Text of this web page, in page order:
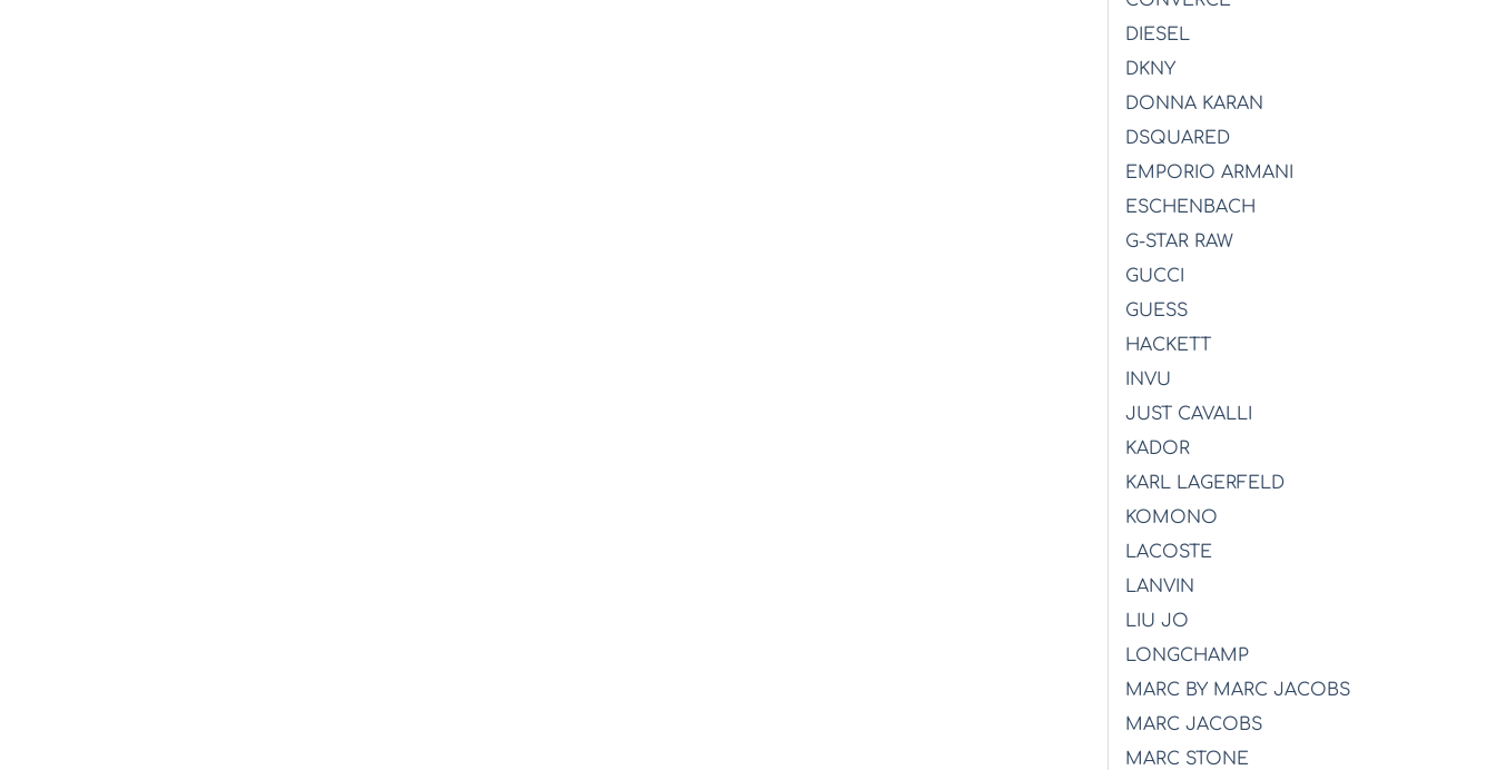
DIESEL
DKNY
DONNA KARAN
DSQUARED
EMPORIO ARMANI
ESCHENBACH
G-STAR RAW
GUCCI
GUESS
HACKETT
INVU
JUST CAVALLI
KADOR
KARL LAGERFELD
KOMONO
LACOSTE
LANVIN
LIU JO
LONGCHAMP
MARC BY MARC JACOBS
MARC JACOBS
MARC STONE